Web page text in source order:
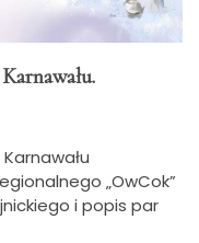
„OwCok”
i popis par